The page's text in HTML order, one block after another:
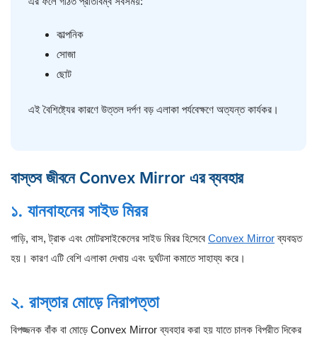
কাল্পনিক
সোজা
ছোট
এই বৈশিষ্ট্যের কারণে উত্তল দর্পণ বড় এলাকা পর্যবেক্ষণে অত্যন্ত কার্যকর।
বাস্তব জীবনে Convex Mirror এর ব্যবহার
১. যানবাহনের সাইড মিরর
গাড়ি, বাস, ট্রাক এবং মোটরসাইকেলের সাইড মিরর হিসেবে Convex Mirrorব্যবহৃত
হয়। কারণ এটি বেশি এলাকা দেখায় এবং দুর্ঘটনা কমাতে সাহায্য করে।
২. রাস্তার মোড়ে নিরাপত্তা
বিপজ্জনক বাঁক বা মোড়ে Convex Mirror ব্যবহার করা হয় যাতে চালক বিপরীত দিকের